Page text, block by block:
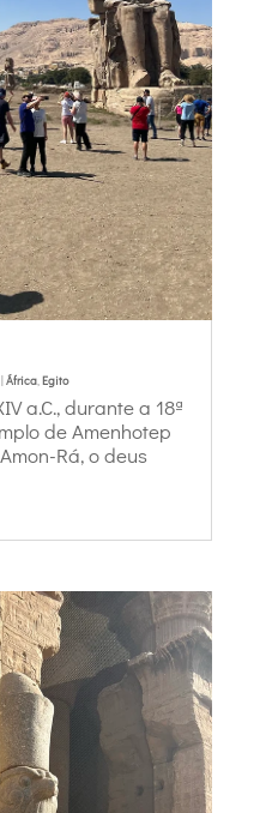
África, Egito
a.C., durante a 18ª
de Amenhotep
Rá, o deus